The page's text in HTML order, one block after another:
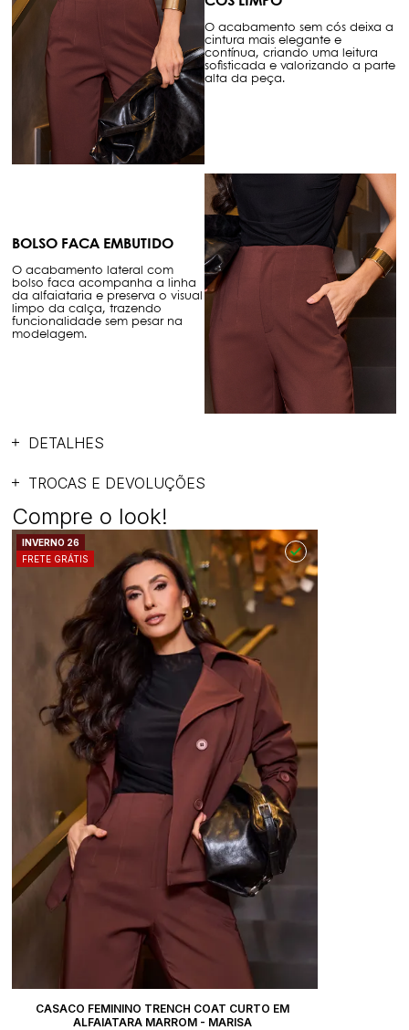
O acabamento sem cós deixa a
cintura mais elegante e
contínua, criando uma leitura
sofisticada e valorizando a parte
alta da peça.
BOLSO FACA EMBUTIDO
O acabamento lateral com
bolso faca acompanha a linha
da alfaiataria e preserva o visual
limpo da calça, trazendo
funcionalidade sem pesar na
modelagem.
DETALHES
TROCAS E DEVOLUÇÕES
Compre o look!
FRETE GRÁTIS
INVERNO 26
CASACO FEMININO TRENCH COAT CURTO EM
ALFAIATARA MARROM - MARISA